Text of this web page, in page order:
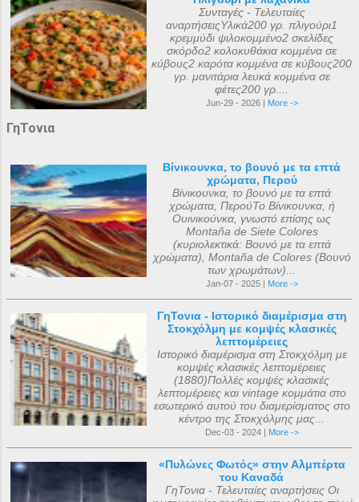
Συνταγές - Τελευταίες
αναρτήσειςΥλικά200 γρ. πλιγούρι1
κρεμμύδι ψιλοκομμένο2 σκελίδες
σκόρδο2 κολοκυθάκια κομμένα σε
κύβους2 καρότα κομμένα σε κύβους200
γρ. μανιτάρια λευκά κομμένα σε
φέτες200 γρ....
Jun-29 - 2026 | More ->
ΓηΤονια
Βίνικουνκα, το βουνό με τα επτά
χρώματα, Περού
Βίνικουνκα, το βουνό με τα επτά
χρώματα, ΠερούΤο Βίνικουνκα, ή
Ουινικούνκα, γνωστό επίσης ως
Montaña de Siete Colores
(κυριολεκτικά: Βουνό με τα επτά
χρώματα), Montaña de Colores (Βουνό
των χρωμάτων)...
Jan-07 - 2025 | More ->
ΓηΤονια - Ιστορικό διαμέρισμα στη
Στοκχόλμη με κομψές κλασικές
λεπτομέρειες
Ιστορικό διαμέρισμα στη Στοκχόλμη με
κομψές κλασικές λεπτομέρειες
(1880)Πολλές κομψές κλασικές
λεπτομέρειες και vintage κομμάτια στο
εσωτερικό αυτού του διαμερίσματος στο
κέντρο της Στοκχόλμης μας...
Dec-03 - 2024 | More ->
«Πυλώνες Φωτός» στην Αλμπέρτα
του Καναδά
ΓηΤονια - Τελευταίες αναρτήσεις Οι